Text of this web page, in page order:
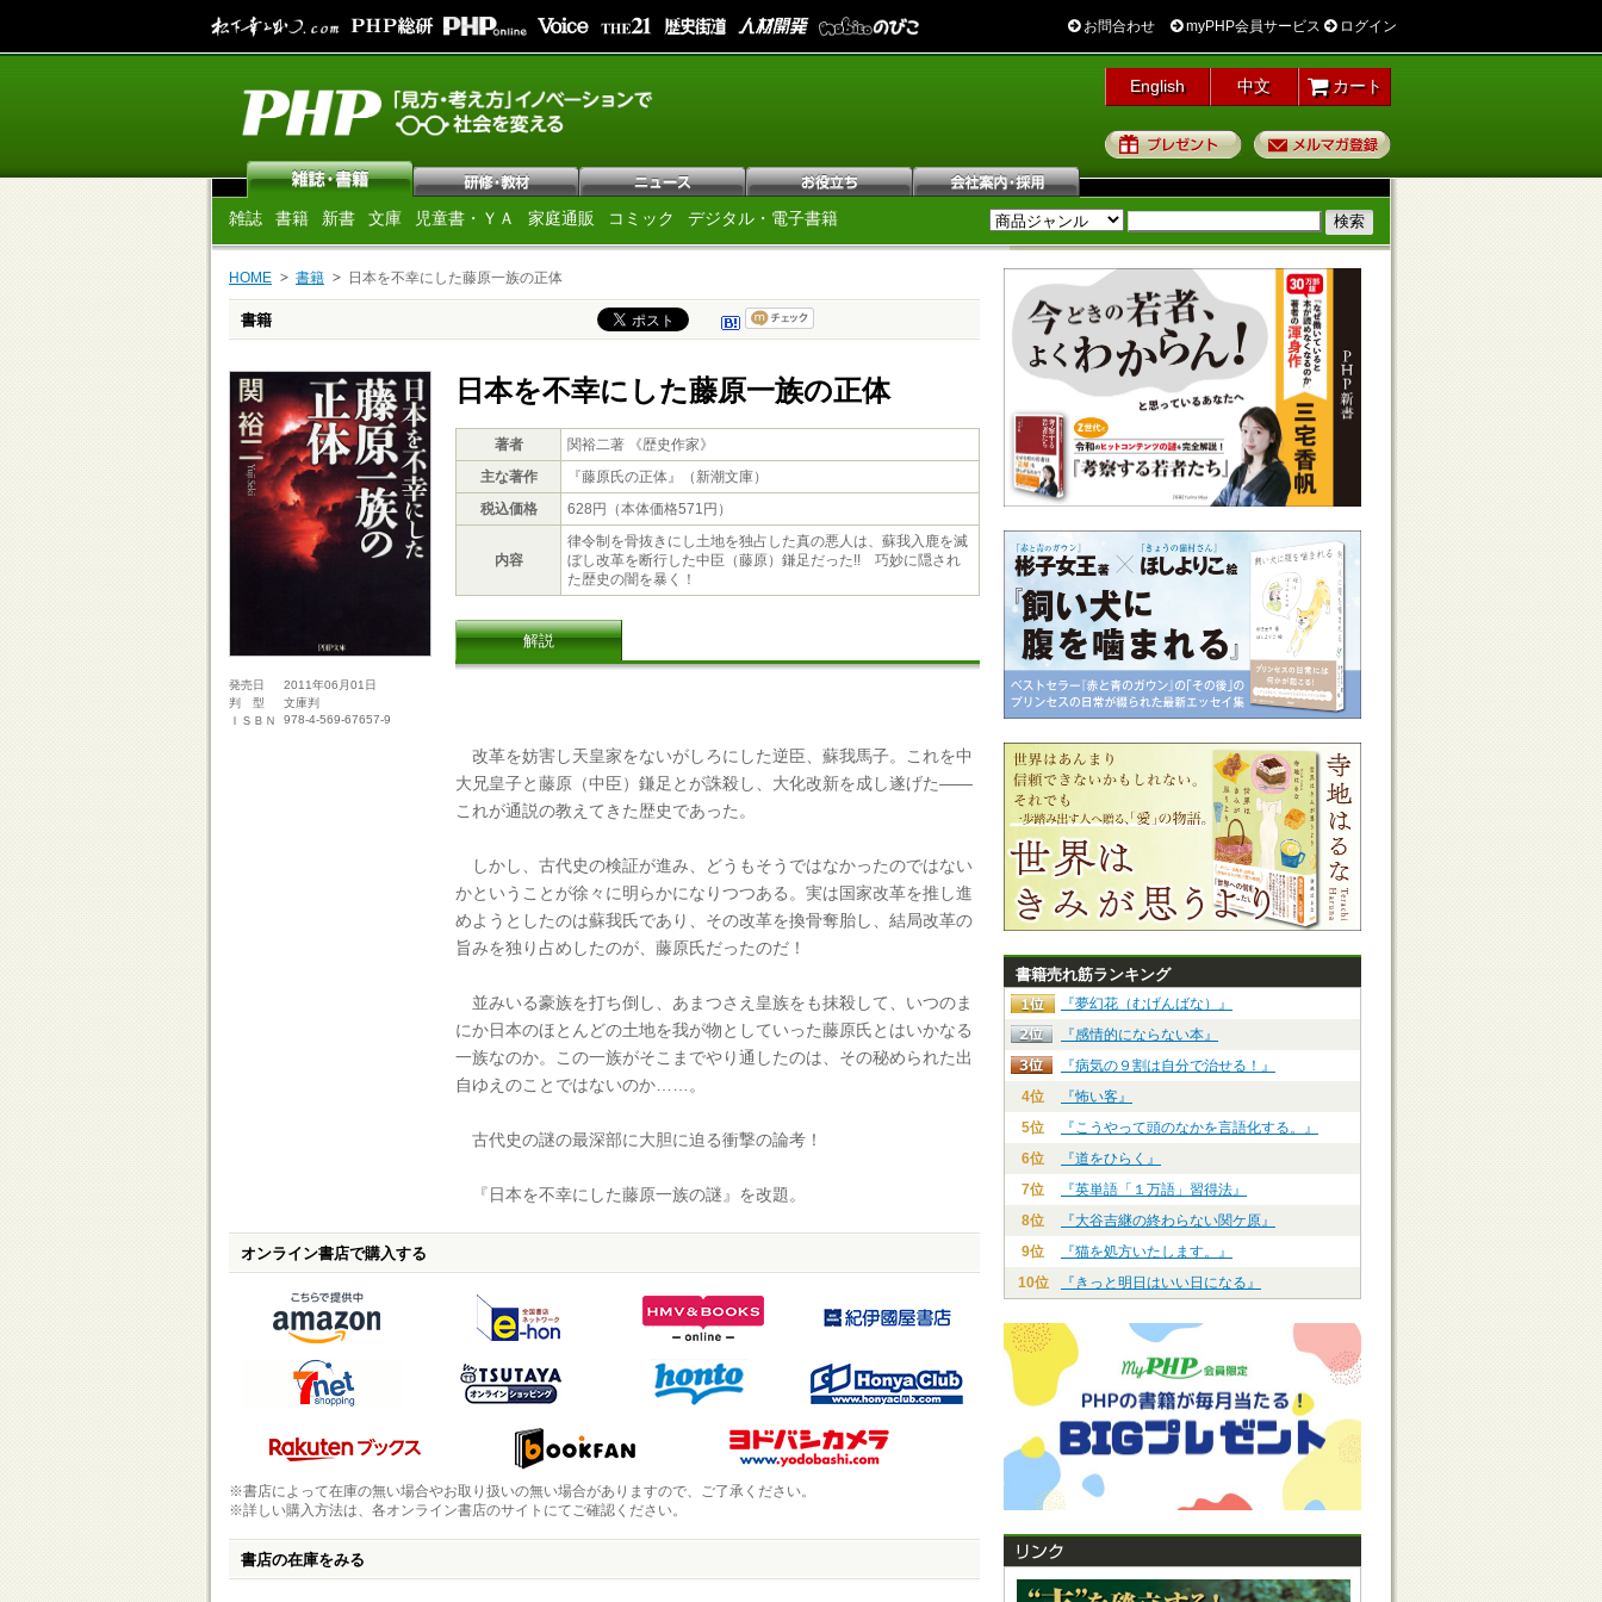
お問合わせ myPHP会員サービス ログイン
English 中文 カート
プレゼント
雑誌 書籍 新書 文庫 児童書・ＹＡ 家庭通販 コミック デジタル・電子書籍
HOME 書籍 日本を不幸にした藤原一族の正体
書籍
発売日
2011年06月01日
判 型
文庫判
ＩＳＢＮ
978-4-569-67657-9
日本を不幸にした藤原一族の正体
著者
関裕二著 《歴史作家》
主な著作
『藤原氏の正体』（新潮文庫）
税込価格
628円（本体価格571円）
内容
律令制を骨抜きにし土地を独占した真の悪人は、蘇我入鹿を滅
ぼし改革を断行した中臣（藤原）鎌足だった!! 巧妙に隠され
た歴史の闇を暴く！
解説
改革を妨害し天皇家をないがしろにした逆臣、蘇我馬子。これを中
大兄皇子と藤原（中臣）鎌足とが誅殺し、大化改新を成し遂げた――
これが通説の教えてきた歴史であった。
しかし、古代史の検証が進み、どうもそうではなかったのではない
かということが徐々に明らかになりつつある。実は国家改革を推し進
めようとしたのは蘇我氏であり、その改革を換骨奪胎し、結局改革の
旨みを独り占めしたのが、藤原氏だったのだ！
並みいる豪族を打ち倒し、あまつさえ皇族をも抹殺して、いつのま
にか日本のほとんどの土地を我が物としていった藤原氏とはいかなる
一族なのか。この一族がそこまでやり通したのは、その秘められた出
自ゆえのことではないのか……。
古代史の謎の最深部に大胆に迫る衝撃の論考！
『日本を不幸にした藤原一族の謎』を改題。
オンライン書店で購入する
※書店によって在庫の無い場合やお取り扱いの無い場合がありますので、ご了承ください。
※詳しい購入方法は、各オンライン書店のサイトにてご確認ください。
書店の在庫をみる
書籍売れ筋ランキング
『夢幻花（むげんばな）』
『感情的にならない本』
『病気の９割は自分で治せる！』
4位
『怖い客』
5位
『こうやって頭のなかを言語化する。』
6位
『道をひらく』
7位
『英単語「１万語」習得法』
8位
『大谷吉継の終わらない関ケ原』
9位
『猫を処方いたします。』
10位
『きっと明日はいい日になる』